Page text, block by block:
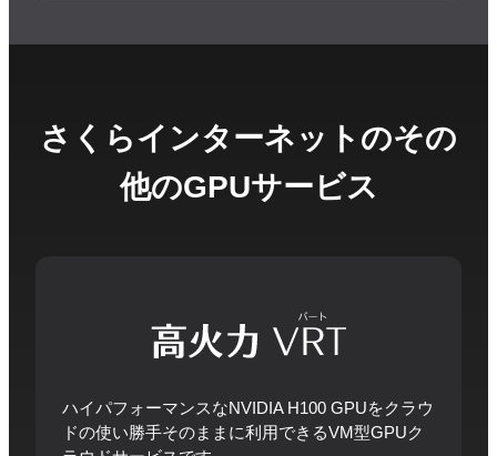
さくらインターネットのその
他のGPUサービス
ハイパフォーマンスなNVIDIA H100 GPUをクラウ
ドの使い勝手そのままに利用できるVM型GPUク